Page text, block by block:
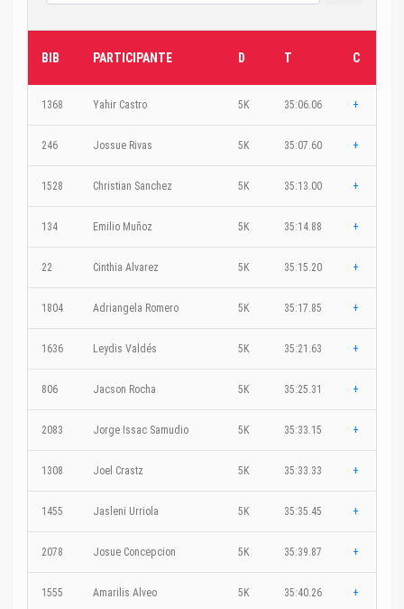
BIB PARTICIPANTE D T C
1368 Yahir Castro 5K 35:06.06 +
246 Jossue Rivas 5K 35:07.60 +
1528 Christian Sanchez 5K 35:13.00 +
134 Emilio Muñoz 5K 35:14.88 +
22 Cinthia Alvarez 5K 35:15.20 +
1804 Adriangela Romero 5K 35:17.85 +
1636 Leydis Valdés 5K 35:21.63 +
806 Jacson Rocha 5K 35:25.31 +
2083 Jorge Issac Samudio 5K 35:33.15 +
1308 Joel Crastz 5K 35:33.33 +
1455 Jasleni Urriola 5K 35:35.45 +
2078 Josue Concepcion 5K 35:39.87 +
1555 Amarilis Alveo 5K 35:40.26 +